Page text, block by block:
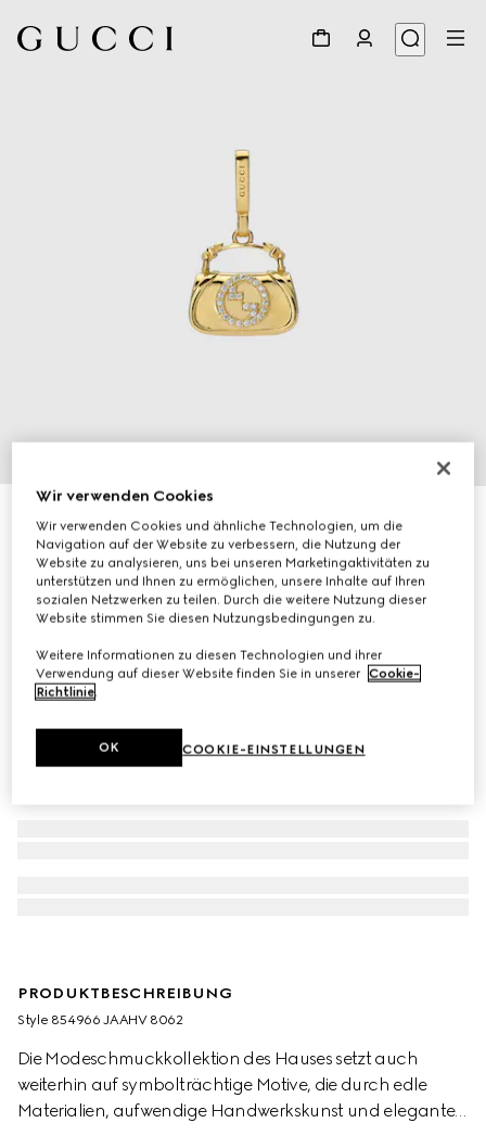
Gucci Blondie Anhänger mit Kristallen
CHF 380
PRODUKTBESCHREIBUNG
Style ‎854966 JAAHV 8062
Die Modeschmuckkollektion des Hauses setzt auch
weiterhin auf symbolträchtige Motive, die durch edle
Materialien, aufwendige Handwerkskunst und elegante
Wir verwenden Cookies
Wir verwenden Cookies und ähnliche Technologien, um die
Navigation auf der Website zu verbessern, die Nutzung der
Website zu analysieren, uns bei unseren Marketingaktivitäten zu
unterstützen und Ihnen zu ermöglichen, unsere Inhalte auf Ihren
sozialen Netzwerken zu teilen. Durch die weitere Nutzung dieser
Website stimmen Sie diesen Nutzungsbedingungen zu.
Weitere Informationen zu diesen Technologien und ihrer
Verwendung auf dieser Website finden Sie in unserer Cookie-
Richtlinie.
COOKIE-EINSTELLUNGEN
OK